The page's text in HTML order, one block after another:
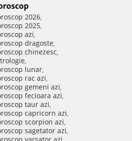
2026,
2025,
azi,
dragoste,
chinezesc,
,
lunar,
rac azi,
gemeni azi,
fecioara azi,
taur azi,
capricorn azi,
scorpion azi,
sagetator azi,